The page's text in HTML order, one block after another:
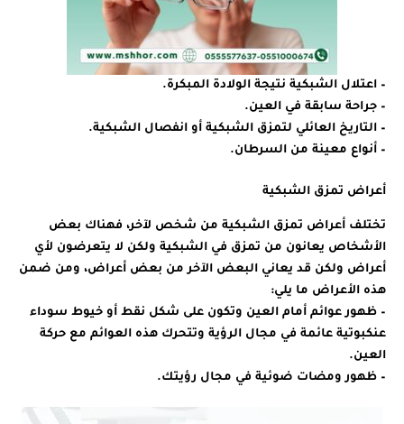
– اعتلال الشبكية نتيجة الولادة المبكرة.
– جراحة سابقة في العين.
– التاريخ العائلي لتمزق الشبكية أو انفصال الشبكية.
– أنواع معينة من السرطان.
أعراض تمزق الشبكية
تختلف أعراض تمزق الشبكية من شخص لآخر، فهناك بعض
الأشخاص يعانون من تمزق في الشبكية ولكن لا يتعرضون لأي
أعراض ولكن قد يعاني البعض الآخر من بعض أعراض، ومن ضمن
هذه الأعراض ما يلي:
– ظهور عوائم أمام العين وتكون على شكل نقط أو خيوط سوداء
عنكبوتية عائمة في مجال الرؤية وتتحرك هذه العوائم مع حركة
العين.
– ظهور ومضات ضوئية في مجال رؤيتك.